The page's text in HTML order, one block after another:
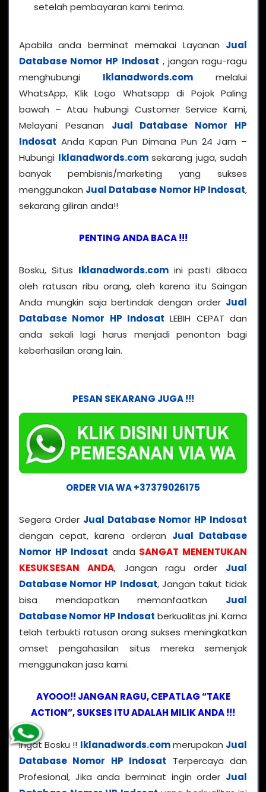
setelah pembayaran kami terima.
Apabila anda berminat memakai Layanan Jual
Database Nomor HP Indosat , jangan ragu-ragu
menghubungi Iklanadwords.com melalui
WhatsApp, Klik Logo Whatsapp di Pojok Paling
bawah – Atau hubungi Customer Service Kami,
Melayani Pesanan Jual Database Nomor HP
Indosat Anda Kapan Pun Dimana Pun 24 Jam –
Hubungi Iklanadwords.comsekarang juga, sudah
banyak pembisnis/marketing yang sukses
menggunakan Jual Database Nomor HP Indosat,
sekarang giliran anda!!
PENTING ANDA BACA !!!
Bosku, Situs Iklanadwords.com ini pasti dibaca
oleh ratusan ribu orang, oleh karena itu Saingan
Anda mungkin saja bertindak dengan order Jual
Database Nomor HP Indosat LEBIH CEPAT dan
anda sekali lagi harus menjadi penonton bagi
keberhasilan orang lain.
PESAN SEKARANG JUGA !!!
ORDER VIA WA +37379026175
Segera Order Jual Database Nomor HP Indosat
dengan cepat, karena orderan Jual Database
Nomor HP Indosat anda SANGAT MENENTUKAN
KESUKSESAN ANDA, Jangan ragu order Jual
Database Nomor HP Indosat, Jangan takut tidak
bisa mendapatkan memanfaatkan Jual
Database Nomor HP Indosat berkualitas jni. Karna
telah terbukti ratusan orang sukses meningkatkan
omset pengahasilan situs mereka semenjak
menggunakan jasa kami.
AYOOO!! JANGAN RAGU, CEPATLAG “TAKE
ACTION”, SUKSES ITU ADALAH MILIK ANDA !!!
Ingat Bosku !! Iklanadwords.commerupakan Jual
Database Nomor HP Indosat Terpercaya dan
Profesional, Jika anda berminat ingin order Jual